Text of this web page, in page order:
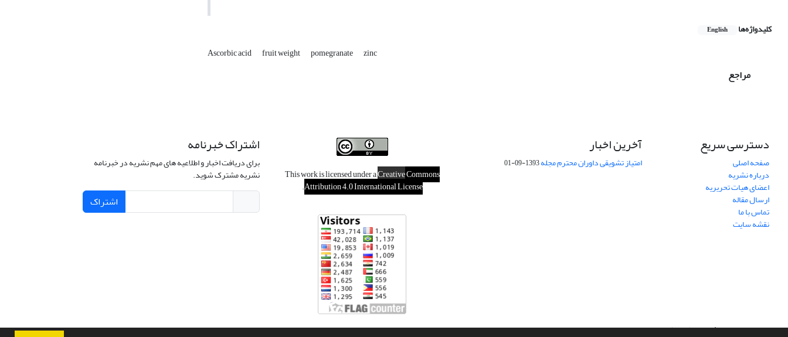
کلیدواژه‌ها English
Ascorbic acid fruit weight pomegranate zinc‎
مراجع
دسترسی سریع
صفحه اصلی
درباره نشریه
اعضای هیات تحریریه
ارسال مقاله
تماس با ما
نقشه سایت
آخرین اخبار
امتیاز تشویقی داوران محترم مجله1393-09-01
This work is licensed under aCreativeCommons
Attribution 4.0 International License
.
اشتراک خبرنامه
برای دریافت اخبار و اطلاعیه های مهم نشریه در خبرنامه
نشریه مشترک شوید.
اشتراک
سامانه مدیریت نشریات علمی.طراحی و پیاده سازی ازسیناوب